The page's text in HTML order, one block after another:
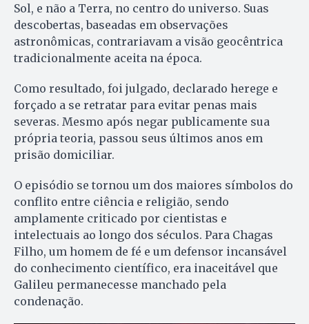
Sol, e não a Terra, no centro do universo. Suas
descobertas, baseadas em observações
astronômicas, contrariavam a visão geocêntrica
tradicionalmente aceita na época.
Como resultado, foi julgado, declarado herege e
forçado a se retratar para evitar penas mais
severas. Mesmo após negar publicamente sua
própria teoria, passou seus últimos anos em
prisão domiciliar.
O episódio se tornou um dos maiores símbolos do
conflito entre ciência e religião, sendo
amplamente criticado por cientistas e
intelectuais ao longo dos séculos. Para Chagas
Filho, um homem de fé e um defensor incansável
do conhecimento científico, era inaceitável que
Galileu permanecesse manchado pela
condenação.